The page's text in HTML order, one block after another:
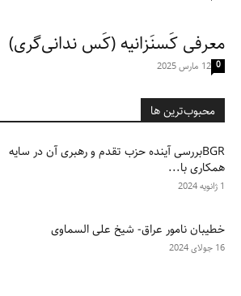
معرفی کَسنَزانیه (کَس ندانی‌گری)
12 مارس 2025 0
محبوب‌ترین ها
BGRبررسی آینده حزب تقدم و رهبری آن در سایه
همکاری با...
1 ژانویه 2024
خطیبان نامور عراق- شیخ علی السماوی
16 جولای 2024